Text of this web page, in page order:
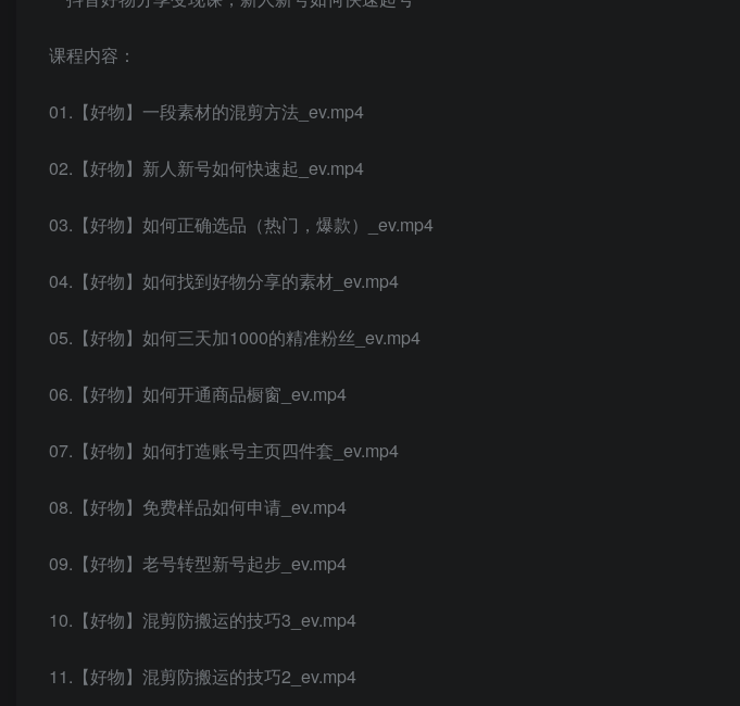
课程内容：
01.【好物】一段素材的混剪方法_ev.mp4
02.【好物】新人新号如何快速起_ev.mp4
03.【好物】如何正确选品（热门，爆款）_ev.mp4
04.【好物】如何找到好物分享的素材_ev.mp4
05.【好物】如何三天加1000的精准粉丝_ev.mp4
06.【好物】如何开通商品橱窗_ev.mp4
07.【好物】如何打造账号主页四件套_ev.mp4
08.【好物】免费样品如何申请_ev.mp4
09.【好物】老号转型新号起步_ev.mp4
10.【好物】混剪防搬运的技巧3_ev.mp4
11.【好物】混剪防搬运的技巧2_ev.mp4